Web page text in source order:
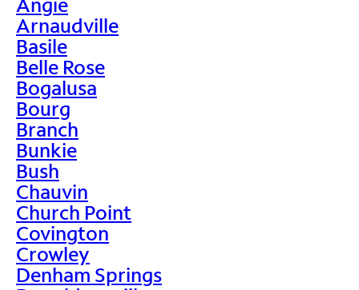
Arnaudville
Basile
Belle Rose
Bogalusa
Bourg
Branch
Bunkie
Bush
Chauvin
Church Point
Covington
Crowley
Denham Springs